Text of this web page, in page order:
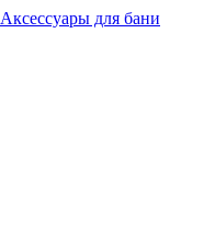
Аксессуары для бани